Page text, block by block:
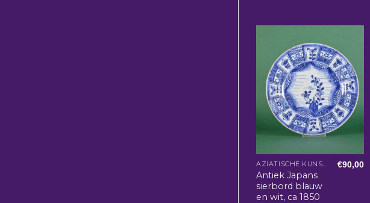
AZIATISCHE KUNST EN WOONACCESSOIRES
Antiek Japans
sierbord blauw
en wit, ca 1850
€90,00